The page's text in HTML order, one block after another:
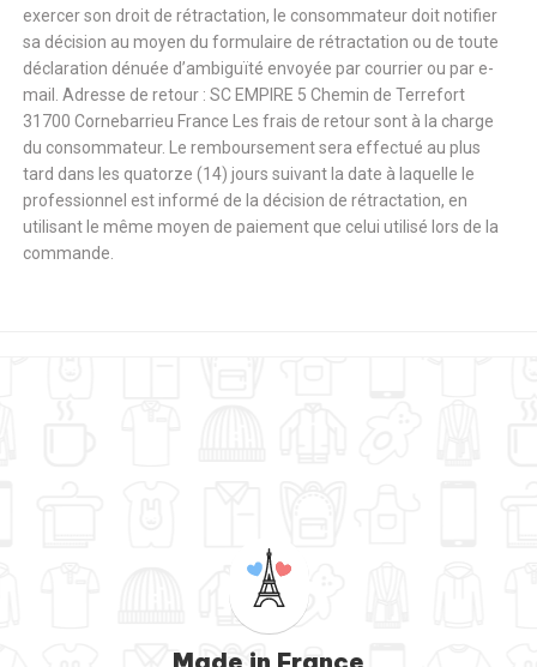
exercer son droit de rétractation, le consommateur doit notifier
sa décision au moyen du formulaire de rétractation ou de toute
déclaration dénuée d’ambiguïté envoyée par courrier ou par e-
mail. Adresse de retour : SC EMPIRE 5 Chemin de Terrefort
31700 Cornebarrieu France Les frais de retour sont à la charge
du consommateur. Le remboursement sera effectué au plus
tard dans les quatorze (14) jours suivant la date à laquelle le
professionnel est informé de la décision de rétractation, en
utilisant le même moyen de paiement que celui utilisé lors de la
commande.